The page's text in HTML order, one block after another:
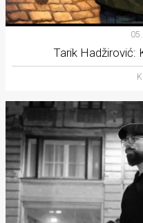
Tarik Hadžirović: